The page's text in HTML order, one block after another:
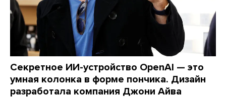
Секретное ИИ-устройство OpenAI — это
умная колонка в форме пончика. Дизайн
разработала компания Джони Айва